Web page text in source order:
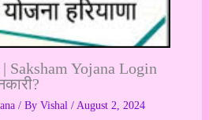
Saksham Yojana Login
/ By Vishal / August 2, 2024